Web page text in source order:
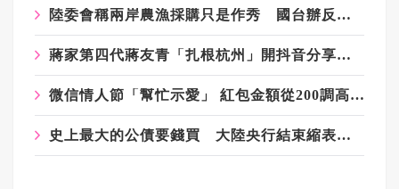
陸委會稱兩岸農漁採購只是作秀 國台辦反擊：言而有信、採購正積極推進
蔣家第四代蔣友青「扎根杭州」開抖音分享創業與生活
微信情人節「幫忙示愛」 紅包金額從200調高為520元
史上最大的公債要錢買 大陸央行結束縮表 7月淨投2千億給券商